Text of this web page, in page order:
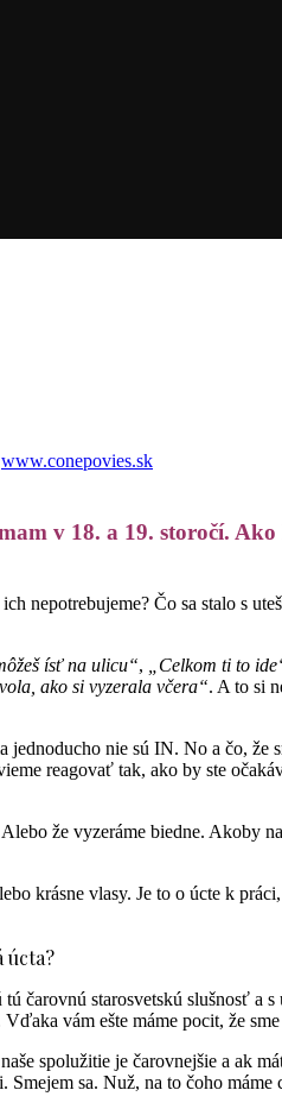
www.conepovies.sk
v 18. a 19. storočí.
nepotrebujeme? Čo sa stalo s
ísť na ulicu“, „Celkom ti to
ako si vyzerala včera“. A to si
jednoducho nie sú IN. No a čo, že
reagovať tak, ako by ste
že vyzeráme biedne. Akoby
krásne vlasy. Je to o úcte k
úcta?
čarovnú starosvetskú slušnosť a
vám ešte máme pocit, že
spolužitie je čarovnejšie a ak
Smejem sa. Nuž, na to čoho